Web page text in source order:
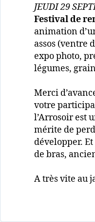
JEUDI 29
Festival de
animation
assos (ventre
expo photo,
légumes,
Merci
votre
l’Arrosoir est
mérite de
développer.
de bras,
A très vite au